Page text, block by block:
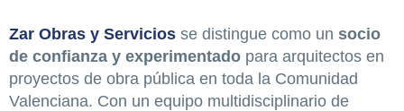
Zar Obras y Servicios se distingue como un socio
de confianza y experimentado para arquitectos en
proyectos de obra pública en toda la Comunidad
Valenciana. Con un equipo multidisciplinario de